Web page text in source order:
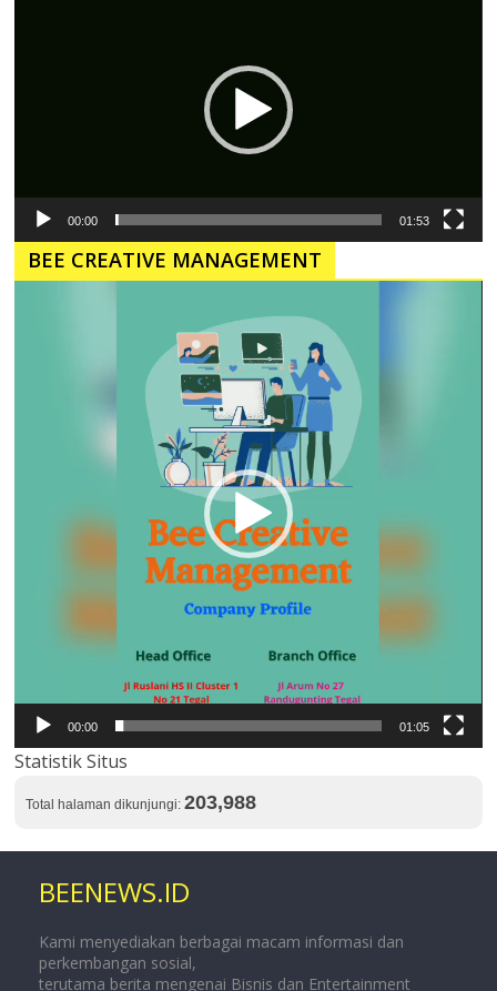
00:00 01:53
BEE CREATIVE MANAGEMENT
00:00 01:05
Statistik Situs
Total halaman dikunjungi:203,988
BEENEWS.ID
Kami menyediakan berbagai macam informasi dan
perkembangan sosial,
terutama berita mengenai Bisnis dan Entertainment